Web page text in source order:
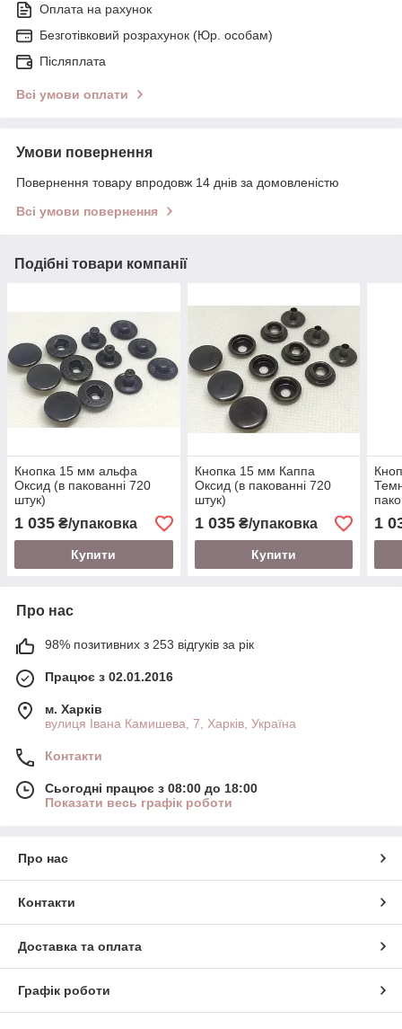
Оплата на рахунок
Безготівковий розрахунок (Юр. особам)
Післяплата
Всі умови оплати
Умови повернення
Повернення товару впродовж 14 днів за домовленістю
Всі умови повернення
Подібні товари компанії
Кнопка 15 мм альфа
Оксид (в пакованні 720
штук)
1 035 ₴/упаковка
Купити
Кнопка 15 мм Каппа
Оксид (в пакованні 720
штук)
1 035₴/упаковка
Купити
1
Про нас
98% позитивних з 253 відгуків за рік
Працює з 02.01.2016
м. Харків
вулиця Івана Камишева, 7, Харків, Україна
Контакти
Сьогодні працює з 08:00 до 18:00
Показати весь графік роботи
Про нас
Контакти
Доставка та оплата
Графік роботи